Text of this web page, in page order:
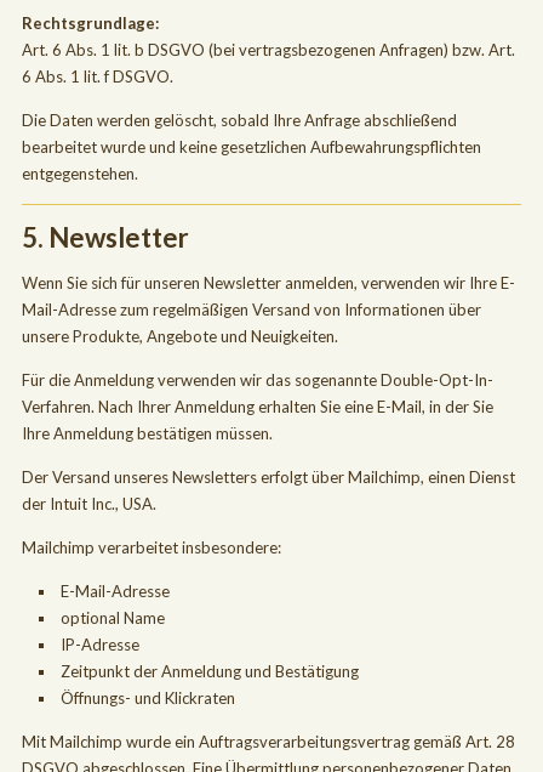
Rechtsgrundlage:
Art. 6 Abs. 1 lit. b DSGVO (bei vertragsbezogenen Anfragen) bzw. Art.
6 Abs. 1 lit. f DSGVO.
Die Daten werden gelöscht, sobald Ihre Anfrage abschließend
bearbeitet wurde und keine gesetzlichen Aufbewahrungspflichten
entgegenstehen.
5. Newsletter
Wenn Sie sich für unseren Newsletter anmelden, verwenden wir Ihre E-
Mail-Adresse zum regelmäßigen Versand von Informationen über
unsere Produkte, Angebote und Neuigkeiten.
Für die Anmeldung verwenden wir das sogenannte Double-Opt-In-
Verfahren. Nach Ihrer Anmeldung erhalten Sie eine E-Mail, in der Sie
Ihre Anmeldung bestätigen müssen.
Der Versand unseres Newsletters erfolgt über Mailchimp, einen Dienst
der Intuit Inc., USA.
Mailchimp verarbeitet insbesondere:
E-Mail-Adresse
optional Name
IP-Adresse
Zeitpunkt der Anmeldung und Bestätigung
Öffnungs- und Klickraten
Mit Mailchimp wurde ein Auftragsverarbeitungsvertrag gemäß Art. 28